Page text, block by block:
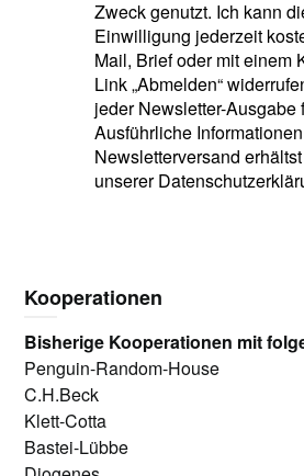
Zweck genutzt. Ich kann
Einwilligung jederzeit
Mail, Brief oder mit einem
Link „Abmelden“
jeder Newsletter-Ausgabe
Ausführliche
Newsletterversand
unserer
Kooperationen
Bisherige Kooperationen mit
Penguin-Random-House
C.H.Beck
Klett-Cotta
Bastei-Lübbe